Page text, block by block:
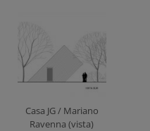
Casa JG / Mariano
Ravenna (vista)